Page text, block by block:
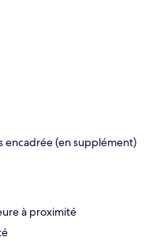
encadrée (en supplément)
à proximité